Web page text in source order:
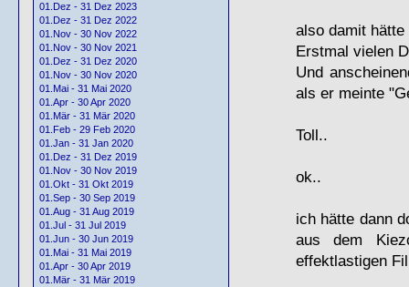
01.Dez - 31 Dez 2023
01.Dez - 31 Dez 2022
01.Nov - 30 Nov 2022
01.Nov - 30 Nov 2021
01.Dez - 31 Dez 2020
01.Nov - 30 Nov 2020
01.Mai - 31 Mai 2020
01.Apr - 30 Apr 2020
01.Mär - 31 Mär 2020
01.Feb - 29 Feb 2020
01.Jan - 31 Jan 2020
01.Dez - 31 Dez 2019
01.Nov - 30 Nov 2019
01.Okt - 31 Okt 2019
01.Sep - 30 Sep 2019
01.Aug - 31 Aug 2019
01.Jul - 31 Jul 2019
01.Jun - 30 Jun 2019
01.Mai - 31 Mai 2019
01.Apr - 30 Apr 2019
01.Mär - 31 Mär 2019
also damit
Erstmal vielen
Und
als er meinte
Toll..
ok..
ich hätte dann
aus dem
effektlastigen